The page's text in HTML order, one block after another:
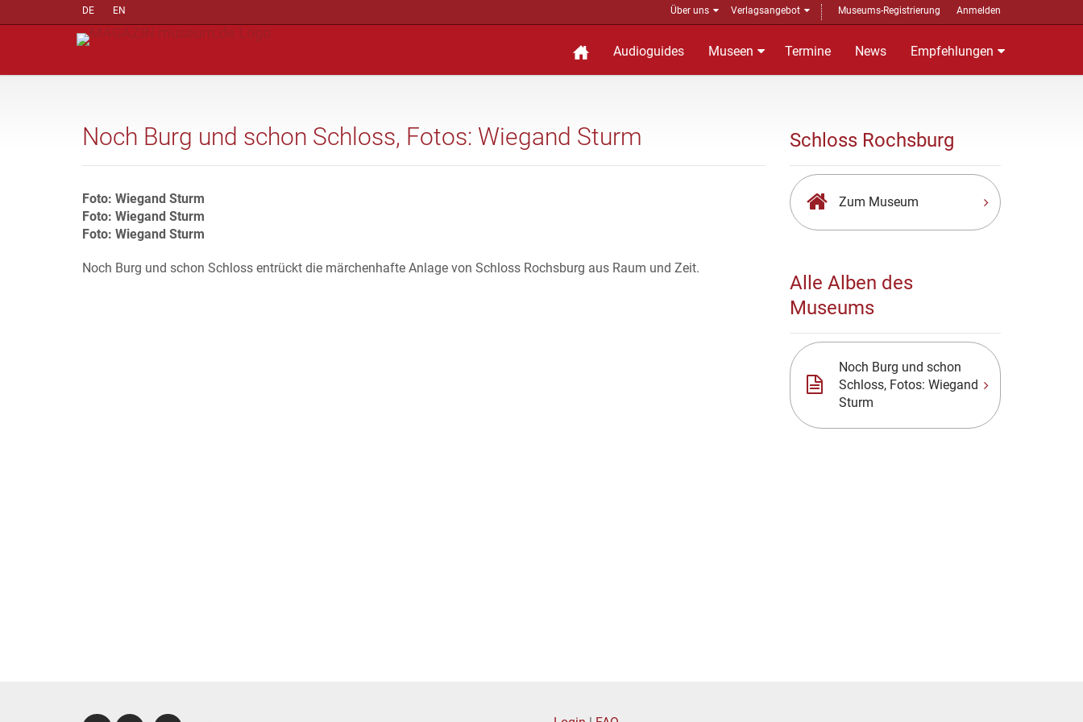
DE EN Über uns Verlagsangebot Museums-Registrierung Anmelden
Audioguides Museen Termine News Empfehlungen
Noch Burg und schon Schloss, Fotos: Wiegand Sturm
Foto: Wiegand Sturm
Foto: Wiegand Sturm
Foto: Wiegand Sturm
Noch Burg und schon Schloss entrückt die märchenhafte Anlage von Schloss Rochsburg aus Raum und Zeit.
Schloss Rochsburg
Zum Museum
Alle Alben des
Museums
Noch Burg und schon
Schloss, Fotos: Wiegand
Sturm